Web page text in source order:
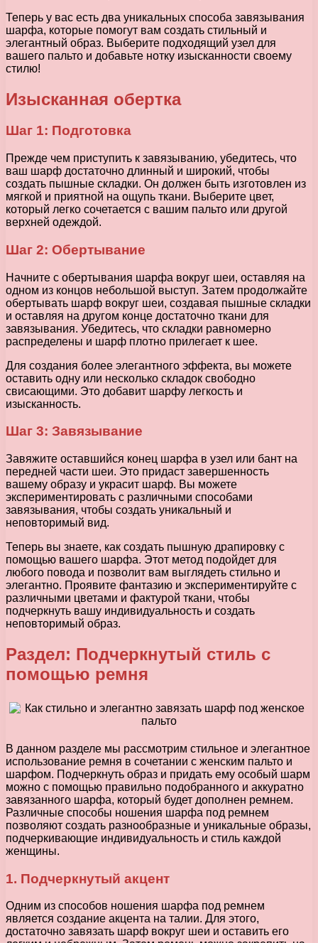
Теперь у вас есть два уникальных способа завязывания
шарфа, которые помогут вам создать стильный и
элегантный образ. Выберите подходящий узел для
вашего пальто и добавьте нотку изысканности своему
стилю!
Изысканная обертка
Шаг 1: Подготовка
Прежде чем приступить к завязыванию, убедитесь, что
ваш шарф достаточно длинный и широкий, чтобы
создать пышные складки. Он должен быть изготовлен из
мягкой и приятной на ощупь ткани. Выберите цвет,
который легко сочетается с вашим пальто или другой
верхней одеждой.
Шаг 2: Обертывание
Начните с обертывания шарфа вокруг шеи, оставляя на
одном из концов небольшой выступ. Затем продолжайте
обертывать шарф вокруг шеи, создавая пышные складки
и оставляя на другом конце достаточно ткани для
завязывания. Убедитесь, что складки равномерно
распределены и шарф плотно прилегает к шее.
Для создания более элегантного эффекта, вы можете
оставить одну или несколько складок свободно
свисающими. Это добавит шарфу легкость и
изысканность.
Шаг 3: Завязывание
Завяжите оставшийся конец шарфа в узел или бант на
передней части шеи. Это придаст завершенность
вашему образу и украсит шарф. Вы можете
экспериментировать с различными способами
завязывания, чтобы создать уникальный и
неповторимый вид.
Теперь вы знаете, как создать пышную драпировку с
помощью вашего шарфа. Этот метод подойдет для
любого повода и позволит вам выглядеть стильно и
элегантно. Проявите фантазию и экспериментируйте с
различными цветами и фактурой ткани, чтобы
подчеркнуть вашу индивидуальность и создать
неповторимый образ.
Раздел: Подчеркнутый стиль с
помощью ремня
В данном разделе мы рассмотрим стильное и элегантное
использование ремня в сочетании с женским пальто и
шарфом. Подчеркнуть образ и придать ему особый шарм
можно с помощью правильно подобранного и аккуратно
завязанного шарфа, который будет дополнен ремнем.
Различные способы ношения шарфа под ремнем
позволяют создать разнообразные и уникальные образы,
подчеркивающие индивидуальность и стиль каждой
женщины.
1. Подчеркнутый акцент
Одним из способов ношения шарфа под ремнем
является создание акцента на талии. Для этого,
достаточно завязать шарф вокруг шеи и оставить его